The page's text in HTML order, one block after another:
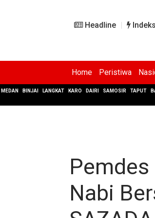
Headline Indeks
Home Peristiwa
MEDAN BINJAI LANGKAT KARO DAIRI SAMOSIR TAPUT
Nabi